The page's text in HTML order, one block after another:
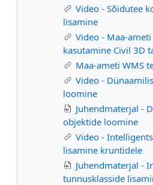
Video - Sõidutee
lisamine
Video - Maa-
kasutamine Civil 3D
Maa-ameti WMS
Video -
loomine
Juhendmaterjal -
objektide loomine
Video -
lisamine kruntidele
Juhendmaterjal -
tunnusklasside